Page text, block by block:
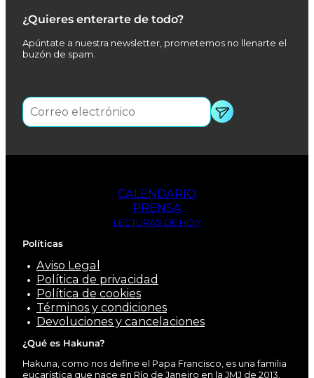
¿Quieres enterarte de todo?
Apúntate a nuestra newsletter, prometemos no llenarte el
buzón de spam.
CALENDARIO
PRENSA
LECTURAS DE HOY
Políticas
Aviso Legal
Política de privacidad
Política de cookies
Términos y condiciones
Devoluciones y cancelaciones
¿Qué es Hakuna?
Hakuna, como nos define el Papa Francisco, es una familia
eucarística que nace en Río de Janeiro en la JMJ de 2013.